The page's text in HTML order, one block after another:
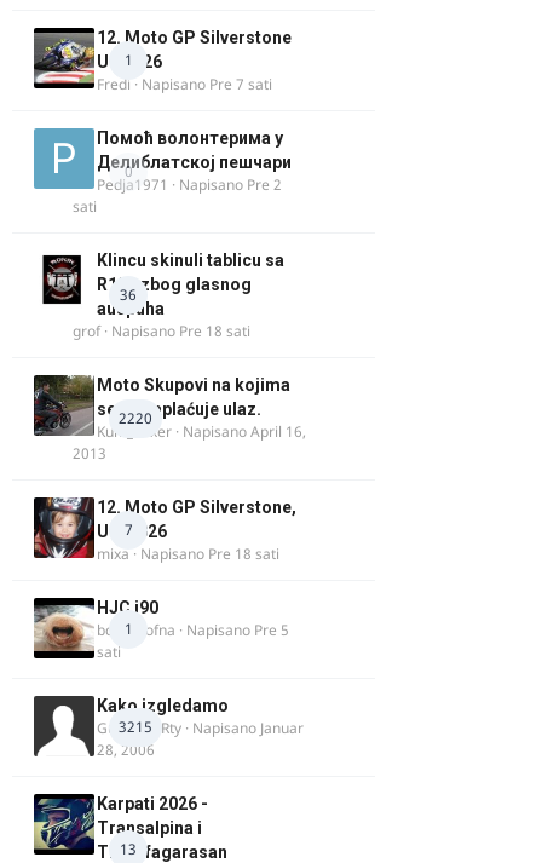
1
12. Moto GP Silverstone
UK 2026
Fredi · Napisano Pre 7 sati
0
Помоћ волонтерима у
Делиблатској пешчари
Pedja1971 · Napisano Pre 2
sati
36
Klincu skinuli tablicu sa
R125 zbog glasnog
auspuha
grof· Napisano Pre 18 sati
2220
Moto Skupovi na kojima
se ne naplaćuje ulaz.
Kum_Mixer · NapisanoApril 16,
2013
7
12. Moto GP Silverstone,
UK, 2026
mixa · Napisano Pre 18 sati
1
HJC i90
bobi_krofna · Napisano Pre 5
sati
3215
Kako izgledamo
Guest diRRty · Napisano Januar
28, 2006
13
Karpati 2026 -
Transalpina i
Transfagarasan